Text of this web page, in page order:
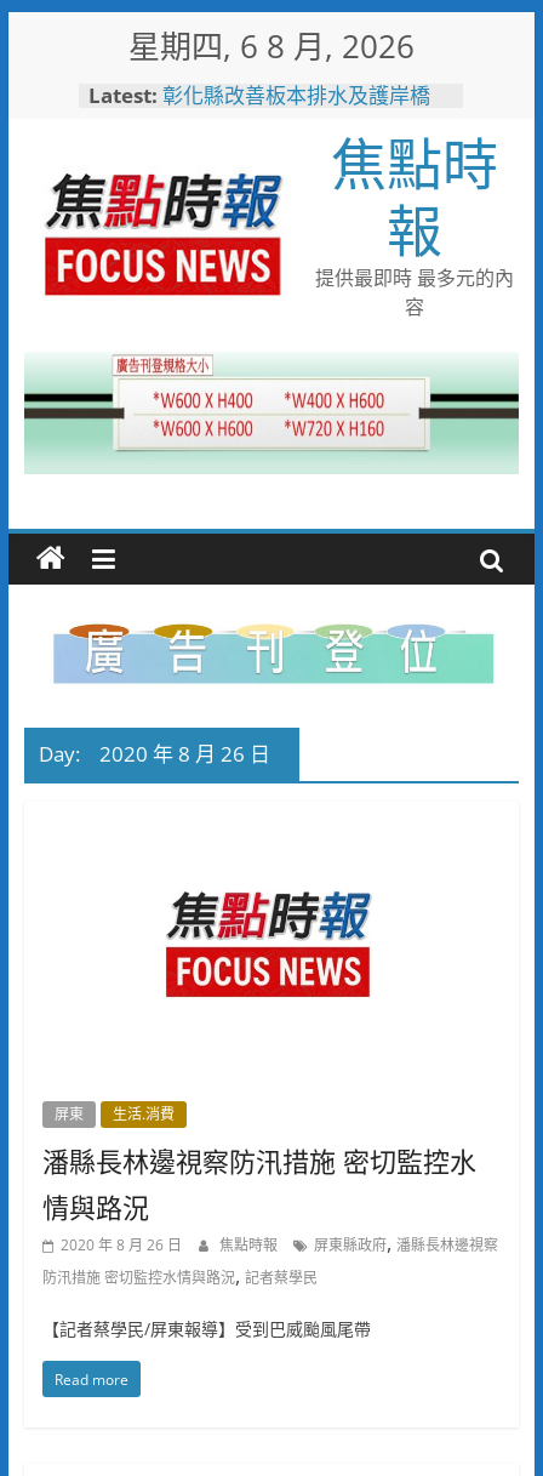
星期四, 6 8 月, 2026
Latest: 彰化縣改善板本排水及護岸橋
小米之家進駐高雄義享時尚廣
場 父親節開幕祭三重超狂優惠
少子化時代的地方解方！彰化市
未婚聯誼6年促成10對佳偶
彰化縣長參選人魏平政率議員團
隊攜手造勢 盼翻轉彰化打造新
局
敲敲門讓愛傳進門 彰化縣獨居
焦點時
報
提供最即時 最多元的內
容
Day: 2020 年 8 月 26 日
屏東 生活.消費
潘縣長林邊視察防汛措施 密切監控水
情與路況
2020 年 8 月 26 日 焦點時報 屏東縣政府, 潘縣長林邊視察
防汛措施 密切監控水情與路況, 記者蔡學民
【記者蔡學民/屏東報導】受到巴威颱風尾帶
Read more